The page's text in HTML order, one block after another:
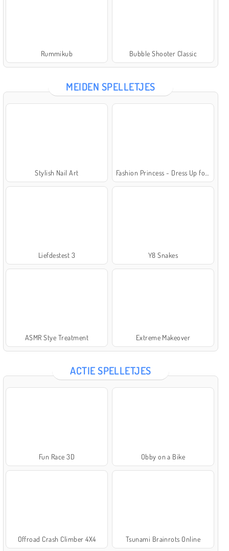
Rummikub Bubble Shooter Classic
MEIDEN SPELLETJES
Stylish Nail Art
Liefdestest 3 Y8 Snakes
ASMR Stye Treatment Extreme Makeover
ACTIE SPELLETJES
Fun Race 3D Obby on a Bike
Offroad Crash Climber 4X4 Tsunami Brainrots Online